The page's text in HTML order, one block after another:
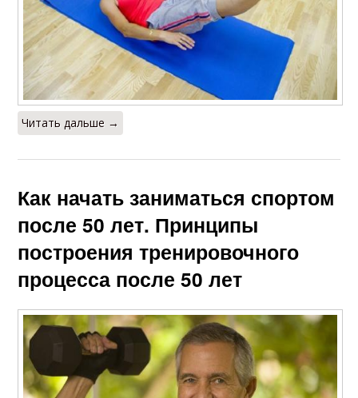
Читать дальше →
Как начать заниматься спортом
после 50 лет. Принципы
построения тренировочного
процесса после 50 лет